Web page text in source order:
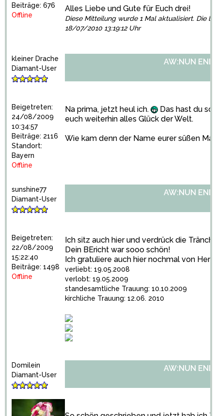
Beiträge: 676
Offline
Alles Liebe und Gute für Euch drei!
Diese Mitteilung wurde 1 Mal aktualisiert. Die
18/07/2010 13:19:12 Uhr
kleiner Drache
Diamant-User
Beigetreten:
24/08/2009
10:34:57
Beiträge: 2116
Standort:
Bayern
Offline
AW:NUN
Na prima, jetzt heul ich.
Das hast du
euch weiterhin alles Glück der Welt.
Wie kam denn der Name eurer süßen
sunshine77
Diamant-User
Beigetreten:
22/08/2009
15:22:40
Beiträge: 1498
Offline
AW:NUN
Ich sitz auch hier und verdrück die
Dein BEricht war sooo schön!
Ich gratuliere auch hier nochmal von
verliebt: 19.05.2008
verlobt: 19.05.2009
standesamtliche Trauung: 10.10.2009
kirchliche Trauung: 12.06. 2010
Domilein
Diamant-User
AW:NUN